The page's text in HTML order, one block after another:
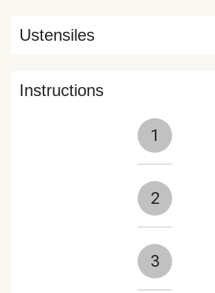
Ustensiles
Instructions
1
2
3